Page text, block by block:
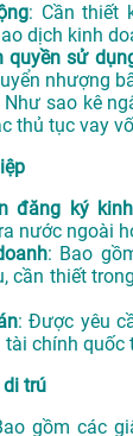
: Cần thiết
dịch kinh
quyền sử
nhượng
Như sao kê
thủ tục vay
đăng ký
nước ngoài
: Bao
cần thiết
: Được yêu
chính quốc
di trú
gồm các